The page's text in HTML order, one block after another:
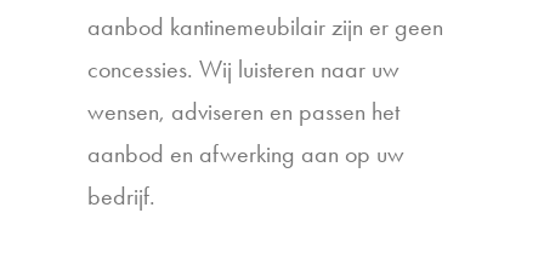
aanbod kantinemeubilair zijn er geen
concessies. Wij luisteren naar uw
wensen, adviseren en passen het
aanbod en afwerking aan op uw
bedrijf.